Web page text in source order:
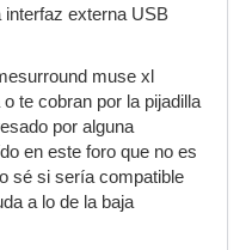
externa USB
muse xl
te cobran por la pijadilla
por alguna
en este foro que no es
sé si sería compatible
a lo de la baja